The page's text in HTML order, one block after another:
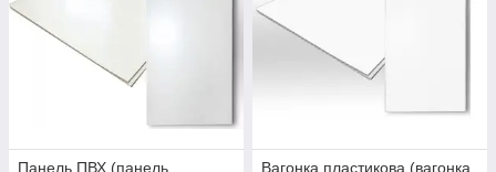
Панель ПВХ (панель
Вагонка пластикова (вагонка